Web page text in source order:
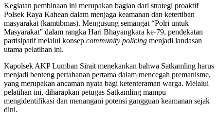
Kegiatan pembinaan ini merupakan bagian dari strategi proaktif
Polsek Raya Kahean dalam menjaga keamanan dan ketertiban
masyarakat (kamtibmas). Mengusung semangat “Polri untuk
Masyarakat” dalam rangka Hari Bhayangkara ke-79, pendekatan
partisipatif melalui konsep community policing menjadi landasan
utama pelatihan ini.
Kapolsek AKP Lumban Sirait menekankan bahwa Satkamling harus
menjadi benteng pertahanan pertama dalam mencegah premanisme,
yang merupakan ancaman nyata bagi ketenteraman warga. Melalui
pelatihan ini, diharapkan petugas Satkamling mampu
mengidentifikasi dan menangani potensi gangguan keamanan sejak
dini.